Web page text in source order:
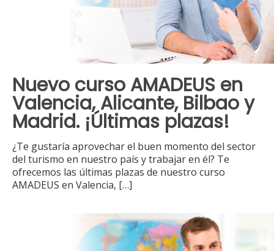
Nuevo curso AMADEUS en
Valencia, Alicante, Bilbao y
Madrid. ¡Últimas plazas!
¿Te gustaría aprovechar el buen momento del sector
del turismo en nuestro país y trabajar en él? Te
ofrecemos las últimas plazas de nuestro curso
AMADEUS en Valencia, […]